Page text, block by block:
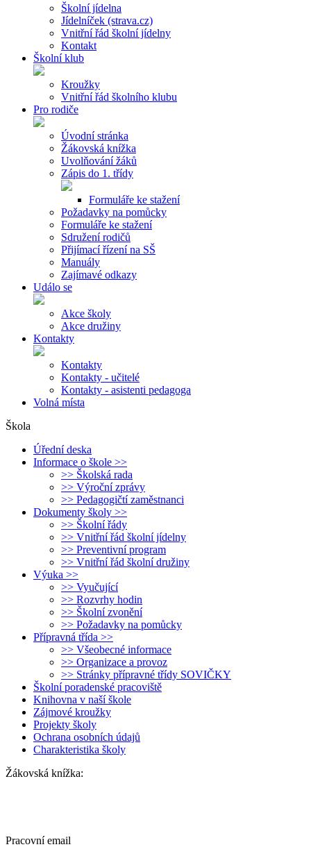
Školní jídelna
Jídelníček (strava.cz)
Vnitřní řád školní jídelny
Kontakt
Školní klub
Kroužky
Vnitřní řád školního klubu
Pro rodiče
Úvodní stránka
Žákovská knížka
Uvolňování žáků
Zápis do 1. třídy
Formuláře ke stažení
Požadavky na pomůcky
Formuláře ke stažení
Sdružení rodičů
Přijímací řízení na SŠ
Manuály
Zajímavé odkazy
Událo se
Akce školy
Akce družiny
Kontakty
Kontakty
Kontakty - učitelé
Kontakty - asistenti pedagoga
Volná místa
Škola
Úřední deska
Informace o škole >>
>> Školská rada
>> Výroční zprávy
>> Pedagogičtí zaměstnanci
Dokumenty školy >>
>> Školní řády
>> Vnitřní řád školní jídelny
>> Preventivní program
>> Vnitřní řád školní družiny
Výuka >>
>> Vyučující
>> Rozvrhy hodin
>> Školní zvonění
>> Požadavky na pomůcky
Přípravná třída >>
>> Všeobecné informace
>> Organizace a provoz
>> Stránky přípravné třídy SOVIČKY
Školní poradenské pracoviště
Knihovna v naší škole
Zájmové kroužky
Projekty školy
Ochrana osobních údajů
Charakteristika školy
Žákovská knížka:
Pracovní email